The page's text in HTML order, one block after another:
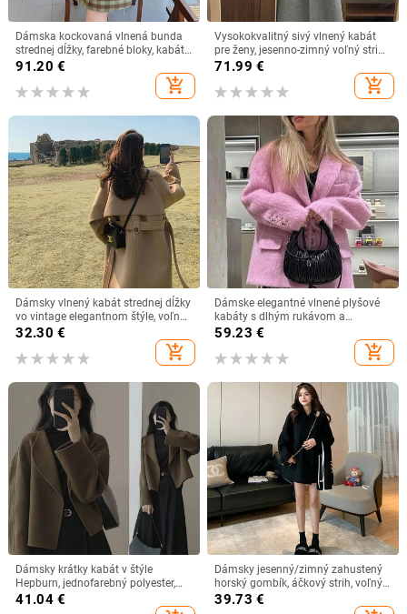
Dámska kockovaná vlnená bunda
strednej dĺžky, farebné bloky, kabát
v kórejskom štýle s golierom pre
91.20 €
add_shopping_cart
Vysokokvalitný sivý vlnený kabát
pre ženy, jesenno-zimný voľný strih,
zahustená študentská bunda
71.99 €
add_shopping_cart
Dámsky vlnený kabát strednej dĺžky
vo vintage elegantnom štýle, voľný
strih, voľného strihu, na jeseň/zimu
32.30 €
add_shopping_cart
Dámske elegantné vlnené plyšové
kabáty s dlhým rukávom a
gombíkmi, ružové, s klopou, sako,
2024, zimná móda, voľný kabát
59.23 €
add_shopping_cart
Dámsky krátky kabát v štýle
Hepburn, jednofarebný polyester,
voľný strih, golier rever, dlhé rukávy
41.04€
Dámsky jesenný/zimný zahustený
horský gombík, áčkový strih, voľný
strih, kabát v vintage hongkonskom
39.73 €